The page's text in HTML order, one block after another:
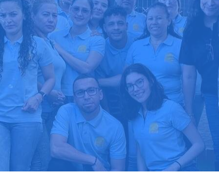
hace la diferencia. Nosotros lo
hacemos posible
Pide tu presupuesto gratis
Llama hoy: 919 03 52 24
Más de 1000 clientes confían en nosotros
⭐⭐⭐⭐⭐